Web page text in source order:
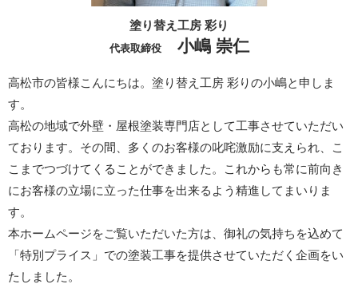
塗り替え工房 彩り
代表取締役 小嶋 崇仁
高松市の皆様こんにちは。塗り替え工房 彩りの小嶋と申しま
す。
高松の地域で外壁・屋根塗装専門店として工事させていただい
ております。その間、多くのお客様の叱咤激励に支えられ、こ
こまでつづけてくることができました。これからも常に前向き
にお客様の立場に立った仕事を出来るよう精進してまいりま
す。
本ホームページをご覧いただいた方は、御礼の気持ちを込めて
「特別プライス」での塗装工事を提供させていただく企画をい
たしました。